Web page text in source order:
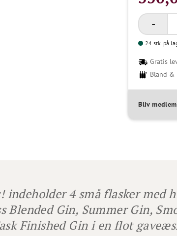
Gratis
Bland &
24 stk. på
Bliv
indeholder 4 små flasker med
Blended Gin, Summer Gin,
Finished Gin i en flot